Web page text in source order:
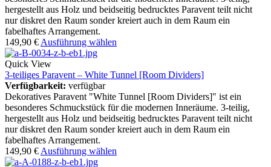
hergestellt aus Holz und beidseitig bedrucktes Paravent teilt nicht
nur diskret den Raum sonder kreiert auch in dem Raum ein
fabelhaftes Arrangement.
149,90 € Ausführung wählen
Quick View
3-teiliges Paravent – White Tunnel [Room Dividers]
Verfügbarkeit: verfügbar
Dekoratives Paravent "White Tunnel [Room Dividers]" ist ein
besonderes Schmuckstück für die modernen Inneräume. 3-teilig,
hergestellt aus Holz und beidseitig bedrucktes Paravent teilt nicht
nur diskret den Raum sonder kreiert auch in dem Raum ein
fabelhaftes Arrangement.
149,90 € Ausführung wählen